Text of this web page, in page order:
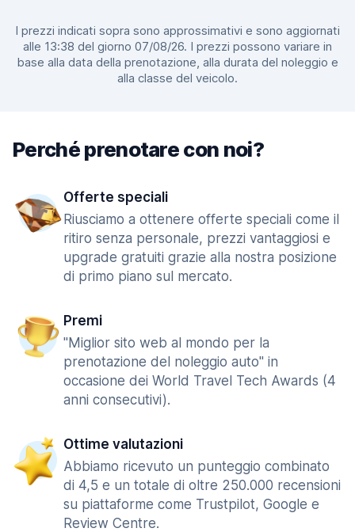
I prezzi indicati sopra sono approssimativi e sono aggiornati
alle 13:38 del giorno 07/08/26. I prezzi possono variare in
base alla data della prenotazione, alla durata del noleggio e
alla classe del veicolo.
Perché prenotare con noi?
Offerte speciali
Riusciamo a ottenere offerte speciali come il
ritiro senza personale, prezzi vantaggiosi e
upgrade gratuiti grazie alla nostra posizione
di primo piano sul mercato.
Premi
"Miglior sito web al mondo per la
prenotazione del noleggio auto" in
occasione dei World Travel Tech Awards (4
anni consecutivi).
Ottime valutazioni
Abbiamo ricevuto un punteggio combinato
di 4,5 e un totale di oltre 250.000 recensioni
su piattaforme come Trustpilot, Google e
Review Centre.